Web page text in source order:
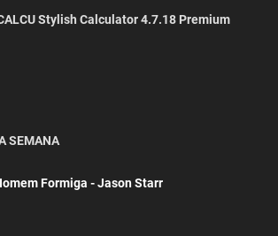
Stylish Calculator 4.7.18 Premium
SEMANA
Formiga - Jason Starr